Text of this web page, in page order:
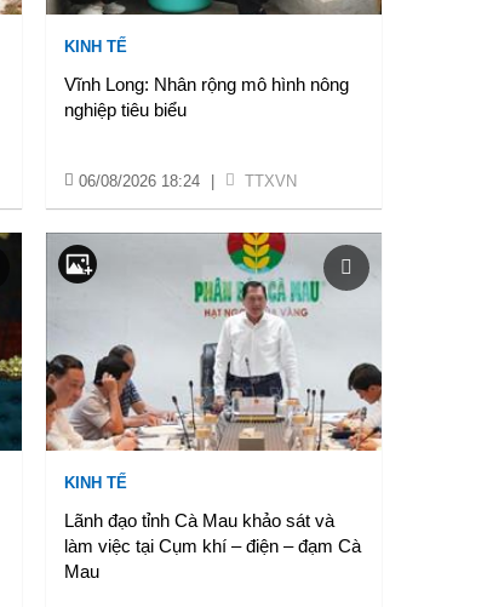
KINH TẾ
Vĩnh Long: Nhân rộng mô hình nông
nghiệp tiêu biểu
06/08/2026 18:24 TTXVN
KINH TẾ
Lãnh đạo tỉnh Cà Mau khảo sát và
làm việc tại Cụm khí – điện – đạm Cà
Mau